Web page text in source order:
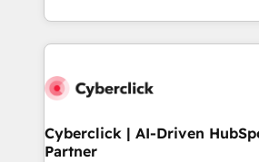
America. From casual user to super fan: make
Canada, we’ve delivered
HubSpot projects for mid-market
combine HubSpot, data, and AI to
and technology for predictable,
growth. Our expertise spans
Cyberclick | AI-Driven
Partner